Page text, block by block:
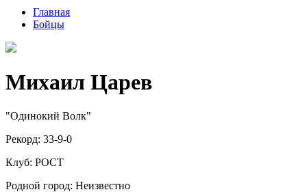
Главная
Бойцы
Михаил Царев
"Одинокий Волк"
Рекорд: 33-9-0
Клуб: РОСТ
Родной город: Неизвестно